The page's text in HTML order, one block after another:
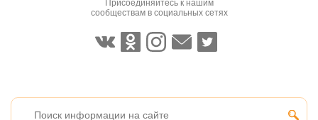
Присоединяйтесь к нашим
сообществам в социальных сетях